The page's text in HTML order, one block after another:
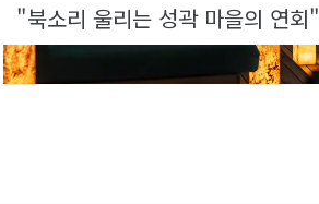
"북소리 울리는 성곽 마을의 연회"